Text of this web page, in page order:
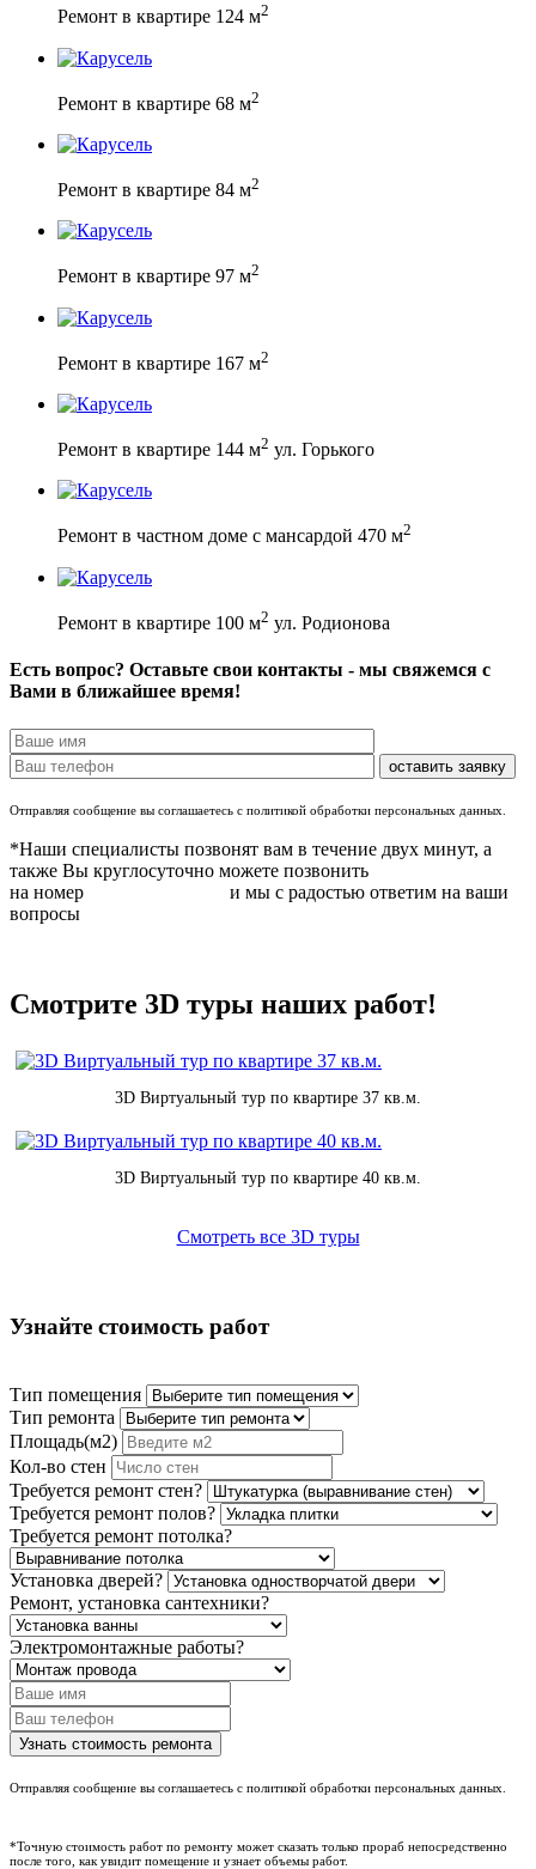
Ремонт в квартире 124 м2
Ремонт в квартире 68 м2
Ремонт в квартире 84 м2
Ремонт в квартире 97 м2
Ремонт в квартире 167 м2
Ремонт в квартире 144 м2 ул. Горького
Ремонт в частном доме с мансардой 470 м2
Ремонт в квартире 100 м2 ул. Родионова
Есть вопрос? Оставьте свои контакты - мы свяжемся с
Вами в ближайшее время!
Отправляя сообщение вы соглашаетесь с политикой обработки персональных данных.
*Наши специалисты позвонят вам в течение двух минут, а
также Вы круглосуточно можете позвонить
на номер
и мы с радостью ответим на ваши
вопросы
Смотрите 3D туры наших работ!
3D Виртуальный тур по квартире 37 кв.м.
3D Виртуальный тур по квартире 40 кв.м.
Смотреть все 3D туры
Узнайте стоимость работ
Тип помещения
Тип ремонта
Площадь(м2)
Кол-во стен
Требуется ремонт стен?
Требуется ремонт полов?
Требуется ремонт потолка?
Установка дверей?
Ремонт, установка сантехники?
Электромонтажные работы?
Отправляя сообщение вы соглашаетесь с политикой обработки персональных данных.
*Точную стоимость работ по ремонту может сказать только прораб непосредственно
после того, как увидит помещение и узнает объемы работ.